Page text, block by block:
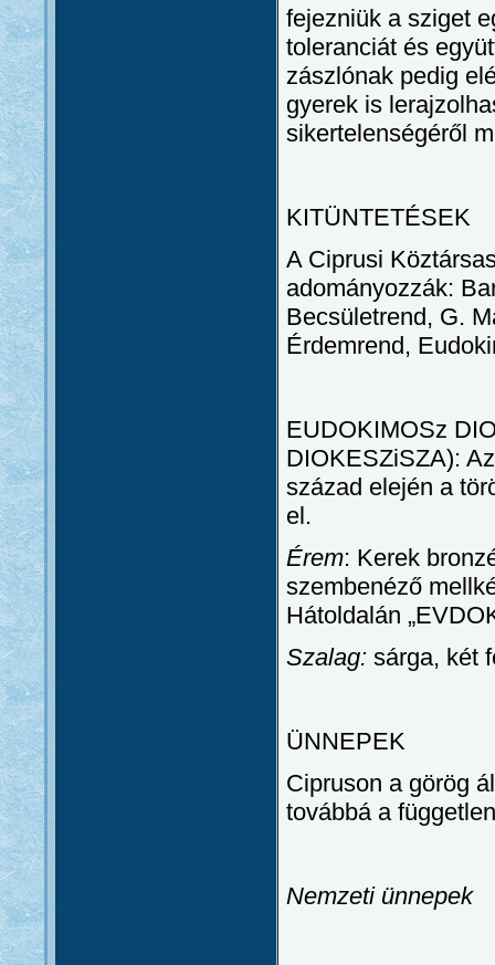
fejezniük a sziget
toleranciát és
zászlónak pedig
gyerek is
sikertelenségéről
KITÜNTETÉSEK
A Ciprusi
adományozzák:
Becsületrend, G.
Érdemrend,
EUDOKIMOSz
DIOKESZiSZA):
század elején a
el.
Érem: Kerek
szembenéző
Hátoldalán
Szalag: sárga, két
ÜNNEPEK
Cipruson a görög
továbbá a
Nemzeti ünnepek